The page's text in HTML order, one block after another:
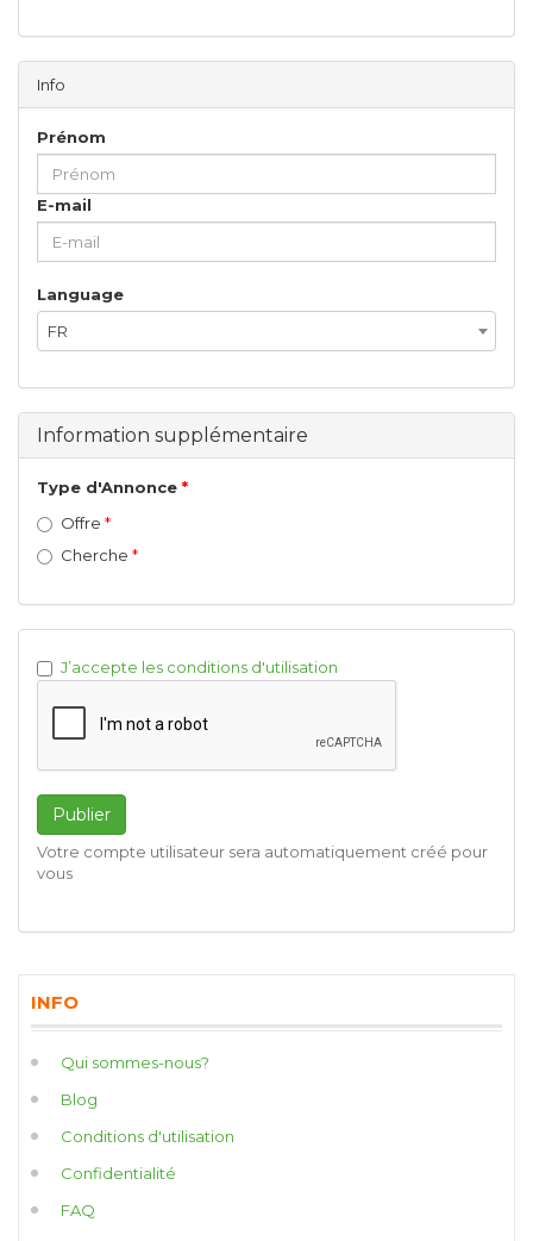
Info
Prénom
E-mail
Language
FR
Information supplémentaire
Type d'Annonce
Offre
Cherche
J’accepte les conditions d'utilisation
Publier
Votre compte utilisateur sera automatiquement créé pour
vous
INFO
Qui sommes-nous?
Blog
Conditions d'utilisation
Confidentialité
FAQ